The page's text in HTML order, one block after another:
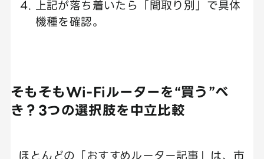
上記が落ち着いたら「間取り別」で具体
機種を確認。
そもそもWi-Fiルーターを“買う”べ
き？3つの選択肢を中立比較
ほとんどの「おすすめルーター記事」は、市